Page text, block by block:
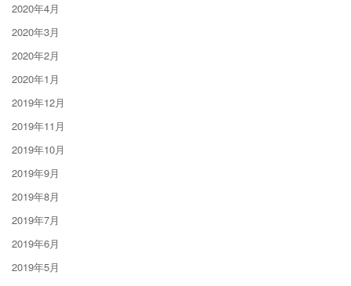
2020年4月
2020年3月
2020年2月
2020年1月
2019年12月
2019年11月
2019年10月
2019年9月
2019年8月
2019年7月
2019年6月
2019年5月